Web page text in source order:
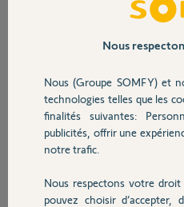
Sécurité
Domotique
Chauffage
Essayant de charger l´appli, sur
le message suivant: " vous n´avez
Merci pour votre réponse.
Cordialement.
Clément.
Clément V.
Participer au
Nous
Nous (Groupe SOMFY) et
technologies telles que les
finalités suivantes:
publicités, offrir une
notre trafic.
Nous respectons votre
pouvez choisir